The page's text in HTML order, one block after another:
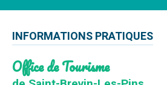
INFORMATIONS PRATIQUES
Office de Tourisme